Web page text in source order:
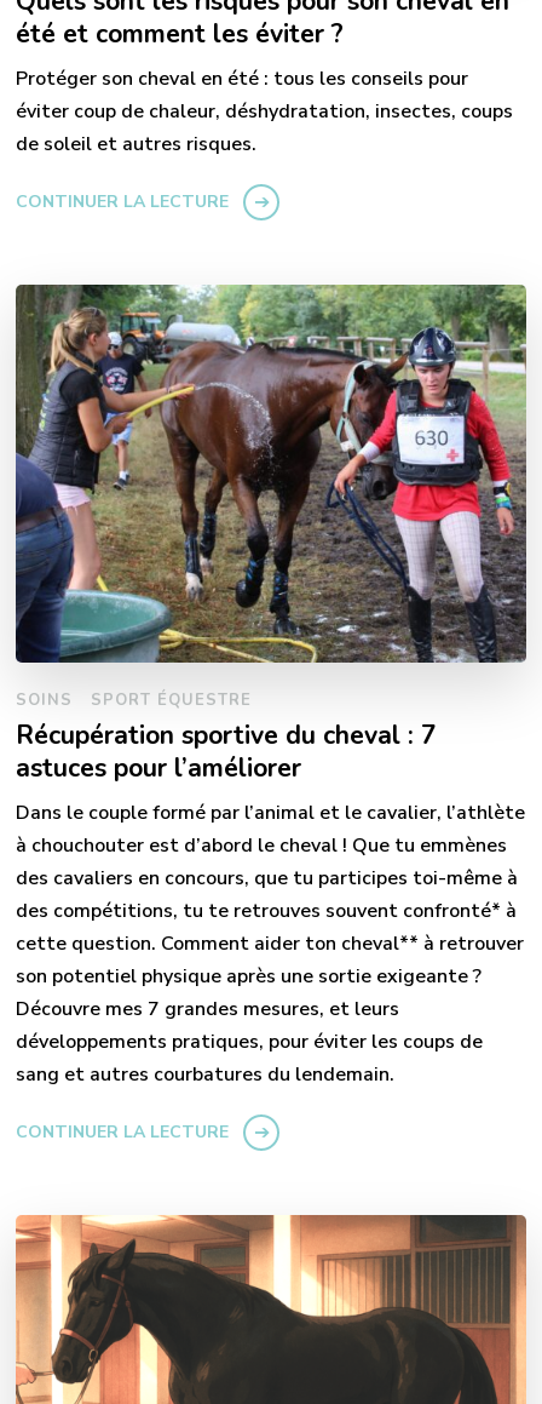
été et comment les éviter ?
Protéger son cheval en été : tous les conseils pour
éviter coup de chaleur, déshydratation, insectes, coups
de soleil et autres risques.
CONTINUER LA LECTURE
SOINS SPORT ÉQUESTRE
Récupération sportive du cheval : 7
astuces pour l’améliorer
Dans le couple formé par l’animal et le cavalier, l’athlète
à chouchouter est d’abord le cheval ! Que tu emmènes
des cavaliers en concours, que tu participes toi-même à
des compétitions, tu te retrouves souvent confronté* à
cette question. Comment aider ton cheval** à retrouver
son potentiel physique après une sortie exigeante ?
Découvre mes 7 grandes mesures, et leurs
développements pratiques, pour éviter les coups de
sang et autres courbatures du lendemain.
CONTINUER LA LECTURE